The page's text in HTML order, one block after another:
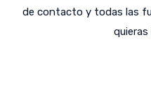
de contacto y todas las
quieras